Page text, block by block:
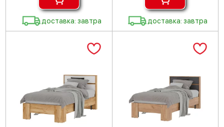
доставка: завтра доставка: завтра